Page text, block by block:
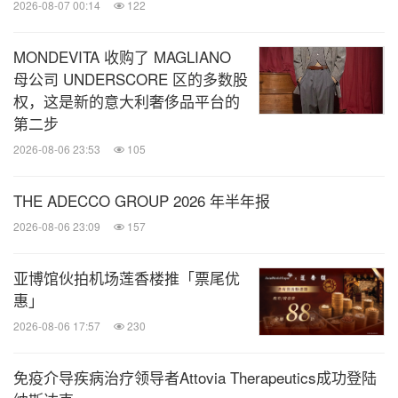
者如参考、使用或依赖上述信息，应对上述信息的准
对阅读者和任何第三方使用或依赖以上信息, 或者/以
及作出商业决策而导致任何损失和费用或任何其他后
果承担任何责任。
世邦魏理仕（纽约证券交易所代号：CBRE）是财富
和投资公司。公司拥有员工超过140,000名，在全球
100多个国家和地区为投资者、广泛的企业用户及各
类资产地产业主提供服务。CBRE通过四大业务分支
提供的具体服务包括：顾问服务（租赁交易、投资及
2026-08-07 00:14 122
MONDEVITA 收购了 MAGLIANO
母公司 UNDERSCORE 区的多数股
权，这是新的意大利奢侈品平台的
第二步
2026-08-06 23:53 105
THE ADECCO GROUP 2026 年半年报
2026-08-06 23:09 157
亚博馆伙拍机场莲香楼推「票尾优
惠」
2026-08-06 17:57 230
免疫介导疾病治疗领导者Attovia Therapeutics成功登陆